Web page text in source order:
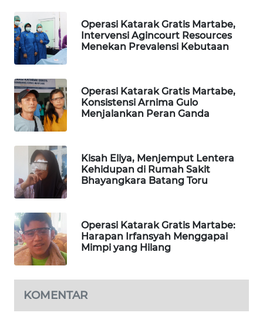
Operasi Katarak Gratis Martabe,
Intervensi Agincourt Resources
Menekan Prevalensi Kebutaan
Operasi Katarak Gratis Martabe,
Konsistensi Arnima Gulo
Menjalankan Peran Ganda
Kisah Eliya, Menjemput Lentera
Kehidupan di Rumah Sakit
Bhayangkara Batang Toru
Operasi Katarak Gratis Martabe:
Harapan Irfansyah Menggapai
Mimpi yang Hilang
KOMENTAR
NEWS
METRO
MEDAN
METRO
JAKARTA
NEWS
KRT
NEWS
NEWS
JURNAL
MARITIM
HUMBANG